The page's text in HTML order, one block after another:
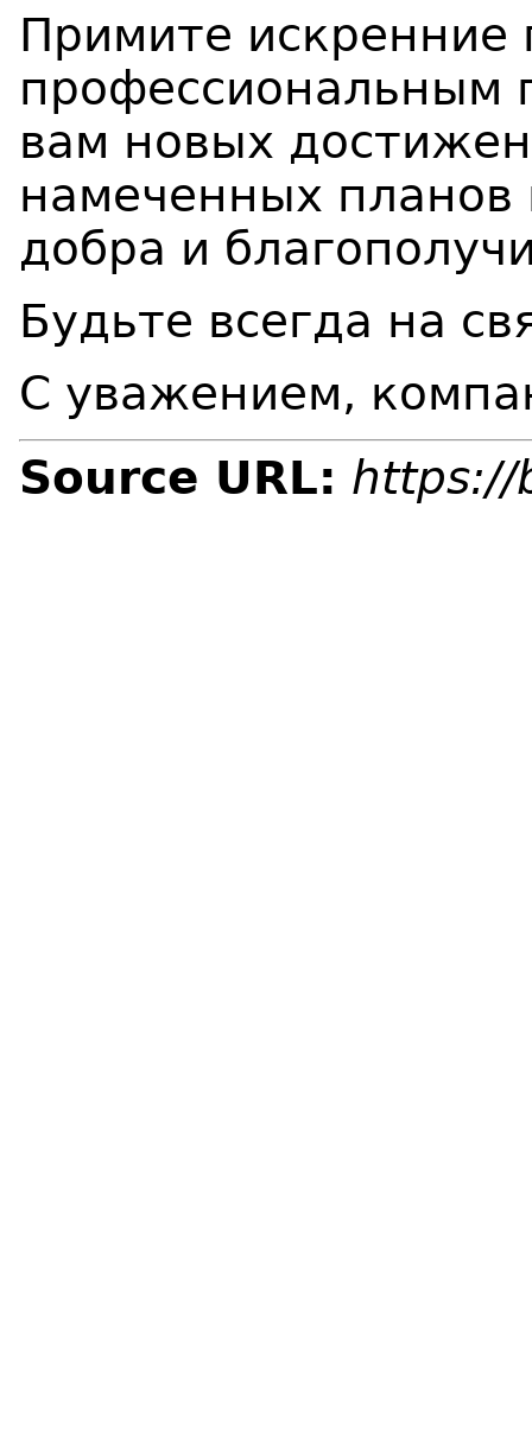
Примите искренние
профессиональным
вам новых
намеченных
добра и
Будьте всегда на
С уважением,
Source URL: https://